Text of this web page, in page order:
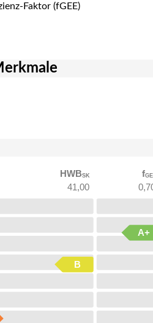
Faktor (fGEE)
HWBSK
41,00
f
A+
B